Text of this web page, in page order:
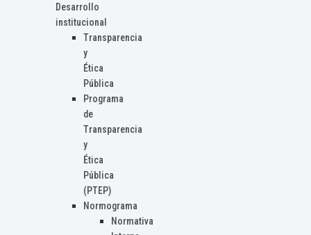
Desarrollo
institucional
Transparencia
y
Ética
Pública
Programa
de
Transparencia
y
Ética
Pública
(PTEP)
Normograma
Normativa